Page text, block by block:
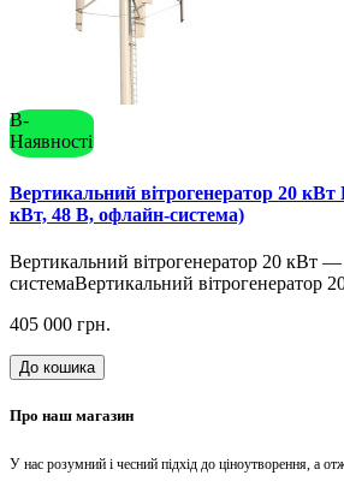
В-
Наявності
Вертикальний вітрогенератор 20 кВт
кВт, 48 В, офлайн-система)
Вертикальний вітрогенератор 20 кВт
системаВертикальний вітрогенератор
405 000 грн.
До кошика
Про наш магазин
У нас розумний і чесний підхід до ціноутворення, а